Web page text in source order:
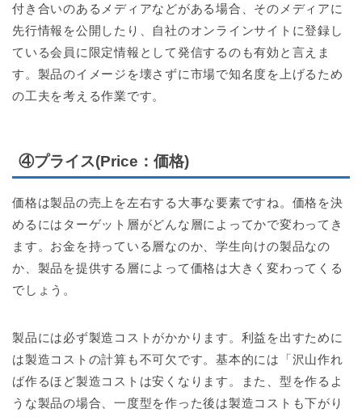
付き合いのあるメディアなどがある場合、そのメディアに
先行情報を公開したり、自社のオンラインサイトに登録し
ている会員に限定情報として発信するのも有効と言えま
す。製品のイメージを壊さずに市場で知名度を上げるため
の工夫を考える作業です。
④プライス(Price：価格)
価格は製品の売上を左右する大事な要素ですね。価格を決
めるにはターゲット層がどんな層によってかで変わってき
ます。お金を持っている層なのか、学生向けの製品なの
か、製品を提供する層によって価格は大きく変わってくる
でしょう。
製品には必ず製造コストがかかります。利益を出すために
は製造コストの計算も不可欠です。基本的には「沢山作れ
ば作るほど製造コストは安くなります。また、型を作るよ
うな製品の場合、一度型を作った後は製造コストも下がり